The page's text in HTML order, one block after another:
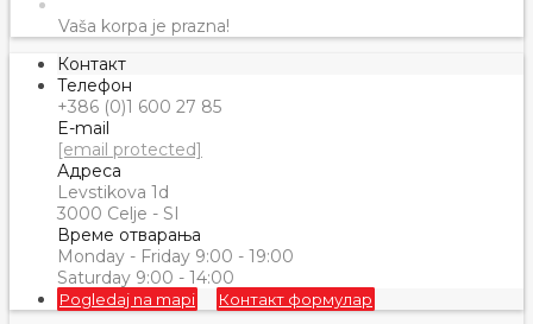
Vaša korpa je prazna!
Контакт
Телефон
+386 (0)1 600 27 85
E-mail
[email protected]
Адреса
Levstikova 1d
3000 Celje - SI
Време отварања
Monday - Friday 9:00 - 19:00
Saturday 9:00 - 14:00
Pogledaj na mapi Контакт формулар